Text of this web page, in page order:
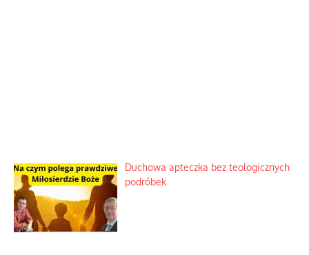
Duchowa apteczka bez teologicznych
podróbek